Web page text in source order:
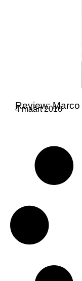
Review:
4 maart 2016